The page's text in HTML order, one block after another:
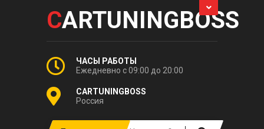
CARTUNINGBOSS
ЧАСЫ РАБОТЫ
Ежедневно с 09:00 до 20:00
CARTUNINGBOSS
Россия